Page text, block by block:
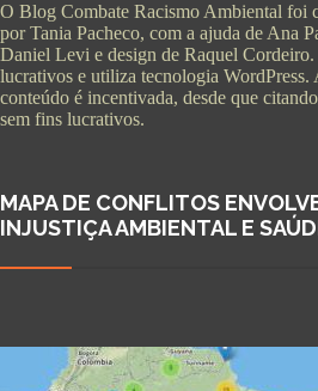
O Blog Combate Racismo Ambiental foi
por Tania Pacheco, com a ajuda de Ana
Daniel Levi e design de Raquel
lucrativos e utiliza tecnologia WordPress.
conteúdo é incentivada, desde que
sem fins lucrativos.
MAPA DE CONFLITOS
INJUSTIÇA AMBIENTAL E